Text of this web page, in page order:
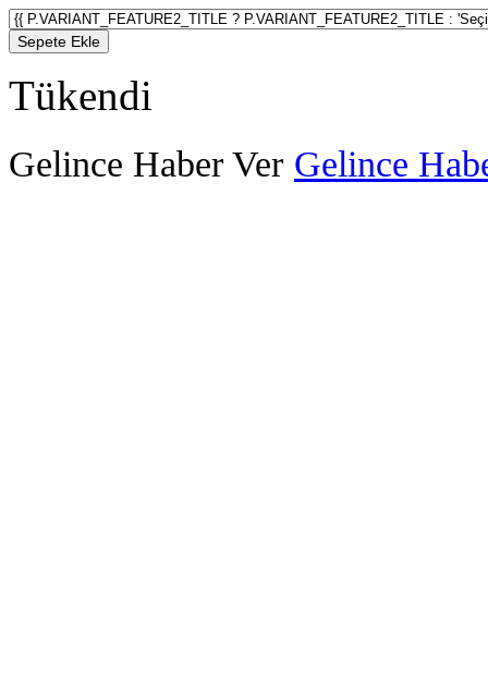
Sepete Ekle
Tükendi
Gelince Haber Ver Gelince